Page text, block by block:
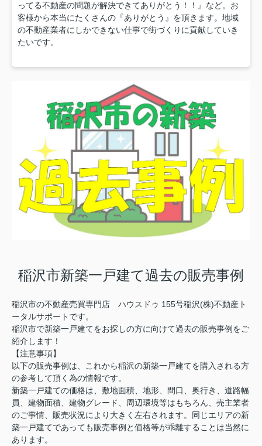
ってる不動産の問題が解決できてありがとう！！』など。お
客様から本当にたくさんの『ありがとう』を頂きます。地域
の不動産業者にしかできない仕事で街づくりに貢献していき
たいです。
稲沢市新築一戸建て過去の販売事例
稲沢市の不動産売買専門店 ハウスドゥ 155号稲沢(株)不動産ト
ータルサポートです。
稲沢市で新築一戸建てをお探しの方に向けて過去の販売事例をご
紹介します！
【注意事項】
以下の販売事例は、これから稲沢の新築一戸建てを購入される方
の参考して頂く為の情報です。
新築一戸建ての価格は、敷地面積、地形、間口、奥行き、道路幅
員、建物面積、建物グレード、周辺環境等はもちろん、売主業者
のご事情、販売状況により大きく左右されます。同じエリアの新
築一戸建てであっても販売事例と価格等が乖離することは当然に
あります。